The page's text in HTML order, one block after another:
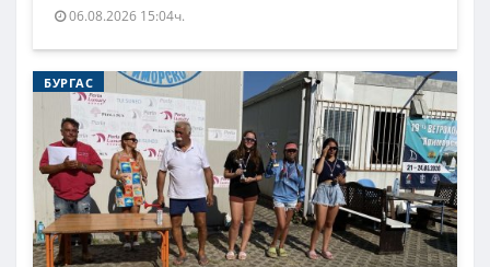
06.08.2026 15:04ч.
БУРГАС